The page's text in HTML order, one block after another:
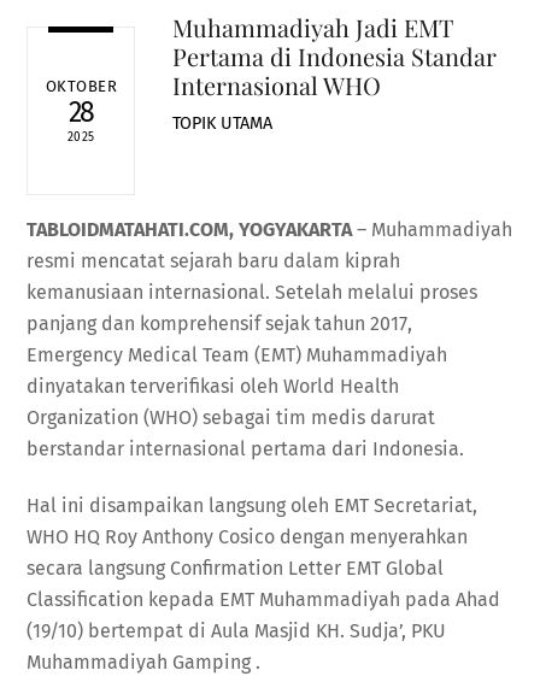
OKTOBER
28
2025
Muhammadiyah Jadi EMT
Pertama di Indonesia Standar
Internasional WHO
TOPIK UTAMA
TABLOIDMATAHATI.COM, YOGYAKARTA– Muhammadiyah
resmi mencatat sejarah baru dalam kiprah
kemanusiaan internasional. Setelah melalui proses
panjang dan komprehensif sejak tahun 2017,
Emergency Medical Team (EMT) Muhammadiyah
dinyatakan terverifikasi oleh World Health
Organization (WHO) sebagai tim medis darurat
berstandar internasional pertama dari Indonesia.
Hal ini disampaikan langsung oleh EMT Secretariat,
WHO HQ Roy Anthony Cosico dengan menyerahkan
secara langsung Confirmation Letter EMT Global
Classification kepada EMT Muhammadiyah pada Ahad
(19/10) bertempat di Aula Masjid KH. Sudja’, PKU
Muhammadiyah Gamping .